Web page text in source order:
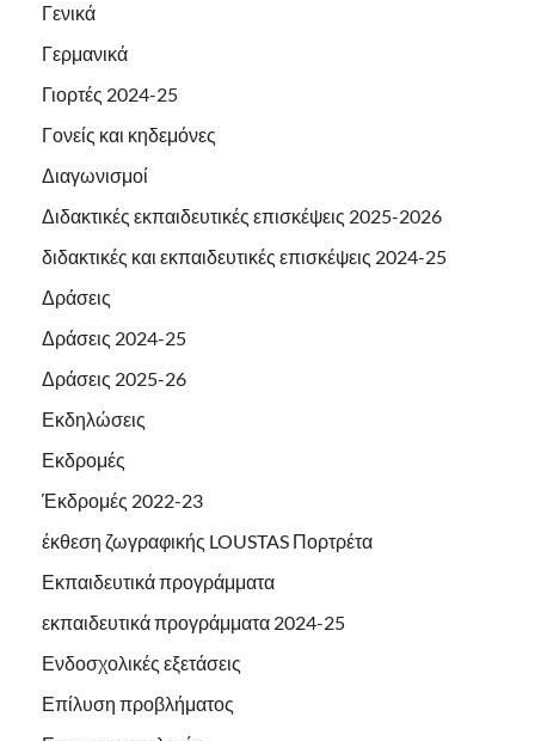
Γενικά
Γερμανικά
Γιορτές 2024-25
Γονείς και κηδεμόνες
Διαγωνισμοί
Διδακτικές εκπαιδευτικές επισκέψεις 2025-2026
διδακτικές και εκπαιδευτικές επισκέψεις 2024-25
Δράσεις
Δράσεις 2024-25
Δράσεις 2025-26
Εκδηλώσεις
Εκδρομές
Έκδρομές 2022-23
έκθεση ζωγραφικής LOUSTAS Πορτρέτα
Εκπαιδευτικά προγράμματα
εκπαιδευτικά προγράμματα 2024-25
Ενδοσχολικές εξετάσεις
Επίλυση προβλήματος